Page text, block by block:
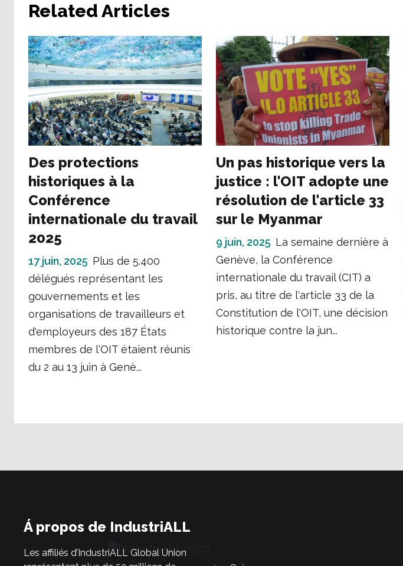
Related Articles
Des protections
historiques à la
Conférence
internationale du travail
2025
17 juin, 2025 Plus de 5.400
délégués représentant les
gouvernements et les
organisations de travailleurs et
d'employeurs des 187 États
membres de l'OIT étaient réunis
du 2 au 13 juin à Genè...
Un pas historique vers la
justice : l'OIT adopte une
résolution de l'article 33
sur le Myanmar
9 juin, 2025 La semaine dernière à
Genève, la Conférence
internationale du travail (CIT) a
pris, au titre de l'article 33 de la
Constitution de l'OIT, une décision
historique contre la jun...
Á propos de IndustriALL
Les affiliés d’IndustriALL Global Union